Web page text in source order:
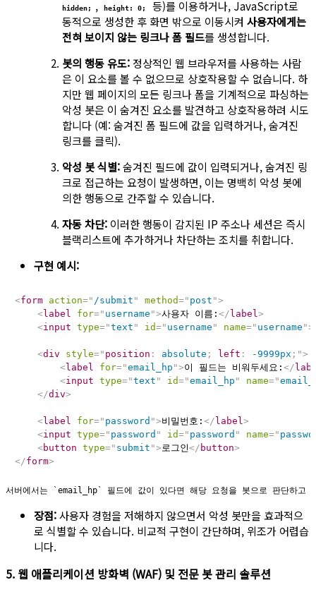
hidden; , height: 0;
등)를 이용하거나, JavaScript로
동적으로 생성한 후 화면 밖으로 이동시켜 사용자에게는
전혀 보이지 않는 링크나 폼 필드를 생성합니다.
봇의 행동 유도: 정상적인 웹 브라우저를 사용하는 사람
은 이 요소를 볼 수 없으므로 상호작용할 수 없습니다. 하
지만 웹 페이지의 모든 링크나 폼을 기계적으로 파싱하는
악성 봇은 이 숨겨진 요소를 발견하고 상호작용하려 시도
합니다 (예: 숨겨진 폼 필드에 값을 입력하거나, 숨겨진
링크를 클릭).
악성 봇 식별:숨겨진 필드에 값이 입력되거나, 숨겨진 링
크로 접근하는 요청이 발생하면, 이는 명백히 악성 봇에
의한 행동으로 간주할 수 있습니다.
자동 차단: 이러한 행동이 감지된 IP 주소나 세션은 즉시
블랙리스트에 추가하거나 차단하는 조치를 취합니다.
구현 예시:
<form action=" /submit " method=" post ">
<label for=" username ">사용자 이름: </ label>
<input type="text " id=" username " name=" username ">
<div style=" position : absolute ; left : -9999px ; ">
<label for="email_hp ">이 필드는 비워두세요: </
<input type="text " id="email_hp " name="
</div>
<label for=" password ">비밀번호: </ label>
<input type=" password " id=" password " name="
<button type=" submit ">로그인</ button>
</form>
장점:사용자 경험을 저해하지 않으면서 악성 봇만을 효과적으
로 식별할 수 있습니다. 비교적 구현이 간단하며, 위조가 어렵습
니다.
5. 웹 애플리케이션 방화벽 (WAF) 및 전문 봇 관리 솔루션